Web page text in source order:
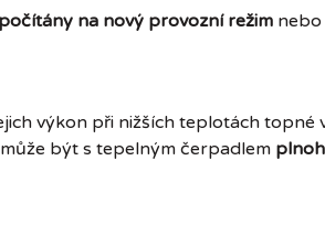
na nový provozní režim nebo
výkon při nižších teplotách
být s tepelným čerpadlem